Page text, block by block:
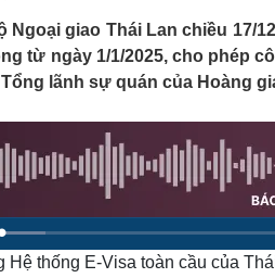
Quân sự - Quốc
Vũ khí
Việt Nam
Đời sống
Blog
Tình yêu - Gia đình
Ngoại giao Thái Lan chiều
từ ngày 1/1/2025, cho phép
lãnh sự quán của Hoàng
L
o
a
d
Hệ thống E-Visa toàn cầu của